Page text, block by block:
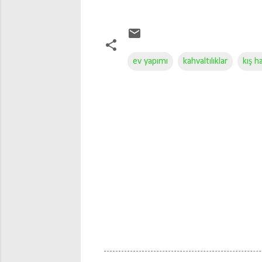
ev yapımı kahvaltılıklar kış